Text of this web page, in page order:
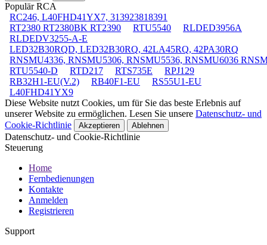
Populär RCA
RC246, L40FHD41YX7, 313923818391
RT2380 RT2380BK RT2390
RTU5540
RLDED3956A
RLDEDV3255-A-E
LED32B30RQD, LED32B30RQ, 42LA45RQ, 42PA30RQ
RNSMU4336, RNSMU5306, RNSMU5536, RNSMU6036
RTU5540-D
RTD217 RTS735E
RPJ129
RB32H1-EU(V.2)
RB40F1-EU
RS55U1-EU
L40FHD41YX9
Diese Website nutzt Cookies, um für Sie das beste Erlebnis auf
unserer Website zu ermöglichen. Lesen Sie unsere Datenschutz- und
Cookie-Richtlinie
Akzeptieren Ablehnen
Datenschutz- und Cookie-Richtlinie
Steuerung
Home
Fernbedienungen
Kontakte
Anmelden
Registrieren
Support